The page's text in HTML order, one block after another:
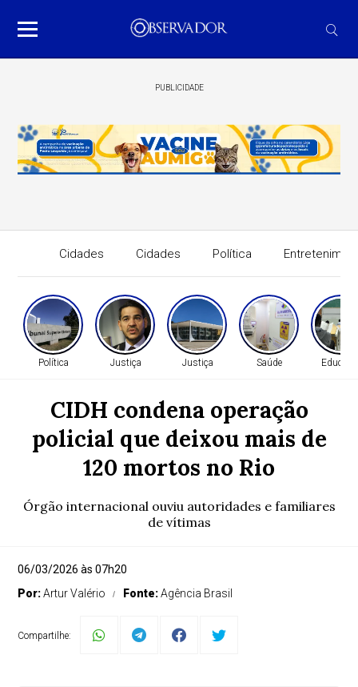
PUBLICIDADE
Cidades Cidades Política
Política Justiça Justiça Saúde
CIDH condena operação
policial que deixou mais de
120 mortos no Rio
Órgão internacional ouviu autoridades e familiares
de vítimas
06/03/2026 às 07h20
Por:Artur Valério Fonte:Agência Brasil
Compartilhe: